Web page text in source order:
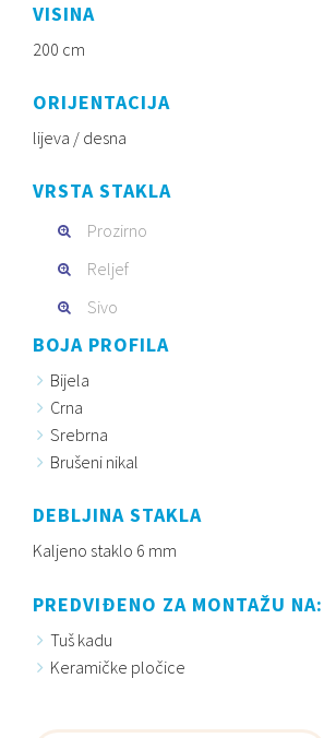
VISINA
200 cm
ORIJENTACIJA
lijeva / desna
VRSTA STAKLA
Prozirno
Reljef
Sivo
BOJA PROFILA
Bijela
Crna
Srebrna
Brušeni nikal
DEBLJINA STAKLA
Kaljeno staklo 6 mm
PREDVIĐENO ZA MONTAŽU NA:
Tuš kadu
Keramičke pločice